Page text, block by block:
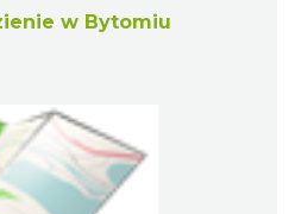
w Bytomiu